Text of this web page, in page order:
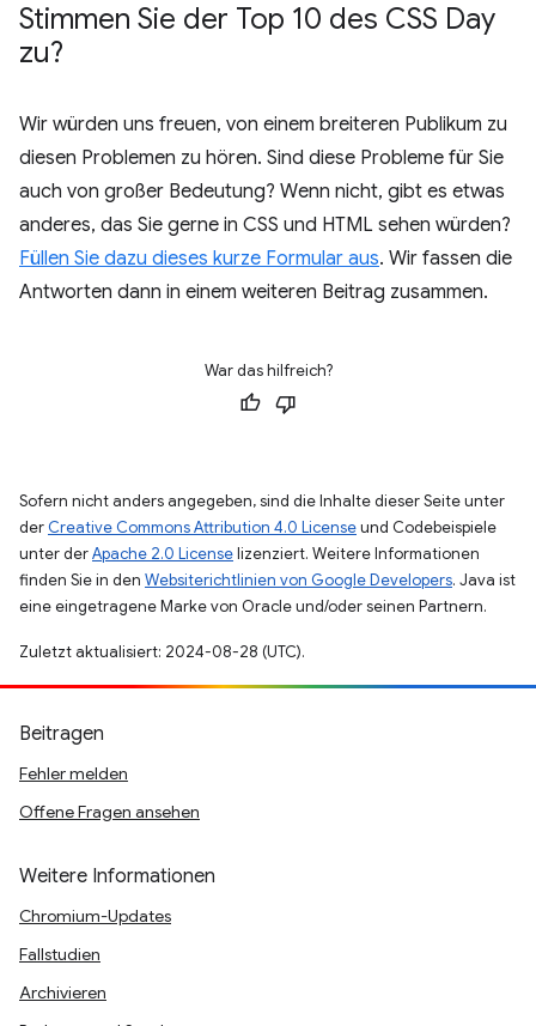
Stimmen Sie der Top 10 des CSS Day
zu?
Wir würden uns freuen, von einem breiteren Publikum zu
diesen Problemen zu hören. Sind diese Probleme für Sie
auch von großer Bedeutung? Wenn nicht, gibt es etwas
anderes, das Sie gerne in CSS und HTML sehen würden?
Füllen Sie dazu dieses kurze Formular aus. Wir fassen die
Antworten dann in einem weiteren Beitrag zusammen.
War das hilfreich?
Sofern nicht anders angegeben, sind die Inhalte dieser Seite unter
der Creative Commons Attribution 4.0 Licenseund Codebeispiele
unter derApache 2.0 Licenselizenziert. Weitere Informationen
finden Sie in den Websiterichtlinien von Google Developers. Java ist
eine eingetragene Marke von Oracle und/oder seinen Partnern.
Zuletzt aktualisiert: 2024-08-28 (UTC).
Beitragen
Fehler melden
Offene Fragen ansehen
Weitere Informationen
Chromium-Updates
Fallstudien
Archivieren